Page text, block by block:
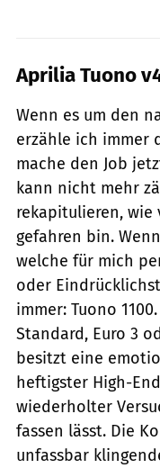
Aprilia Tuono
Wenn es um den
erzähle ich immer
mache den Job
kann nicht mehr
rekapitulieren,
gefahren bin.
welche für mich
oder
immer: Tuono
Standard, Euro 3
besitzt eine
heftigster High-
wiederholter
fassen lässt. Die
unfassbar